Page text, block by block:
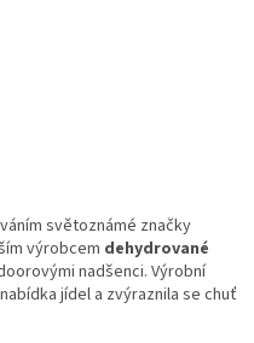
světoznámé značky
výrobcem dehydrované
nadšenci. Výrobní
jídel a zvýraznila se chuť